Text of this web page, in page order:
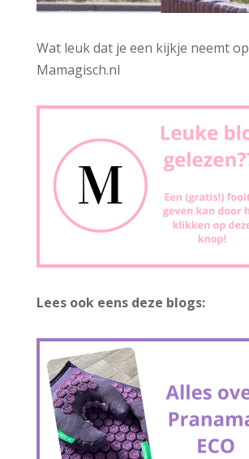
Wat leuk dat je een kijkje neemt op
Mamagisch.nl
Lees ook eens deze blogs: